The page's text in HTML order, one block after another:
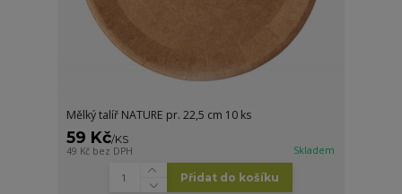
Mělký talíř NATURE pr. 22,5 cm 10 ks
59 Kč/KS
49 Kč bez DPH Skladem
Přidat do košíku